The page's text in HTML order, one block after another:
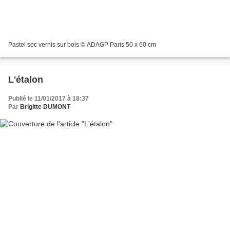
Pastel sec vernis sur bois © ADAGP Paris 50 x 60 cm
L'étalon
Publié le 11/01/2017 à 18:37
Par Brigitte DUMONT